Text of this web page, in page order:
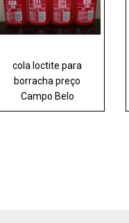
cola loctite para
borracha preço
Campo Belo